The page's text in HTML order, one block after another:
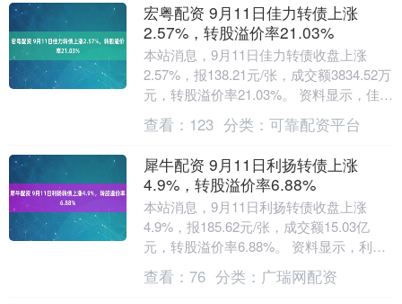
宏粤配资 9月11日佳力转债上涨
2.57%，转股溢价率21.03%
本站消息，9月11日佳力转债收盘上涨
2.57%，报138.21元/张，成交额3834.52万
元，转股溢价率21.03%。 资料显示，佳力
转债信用级别为“AA-”....
查看： 123 分类： 可靠配资平台
犀牛配资 9月11日利扬转债上涨
4.9%，转股溢价率6.88%
本站消息，9月11日利扬转债收盘上涨
4.9%，报185.62元/张，成交额15.03亿
元，转股溢价率6.88%。 资料显示，利扬
转债信用级别为“A+”，债券期限....
查看： 76 分类： 广瑞网配资